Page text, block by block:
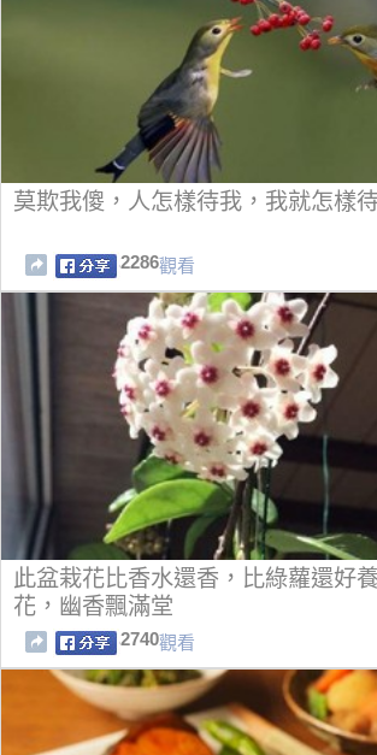
莫欺我傻，人怎樣待我，我就怎樣
2286觀看
此盆栽花比香水還香，比綠蘿還好
花，幽香飄滿堂
2740觀看